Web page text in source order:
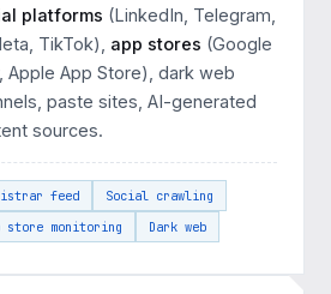
platforms (LinkedIn, Telegram,
TikTok), app stores (Google
Apple App Store), dark web
paste sites, AI-generated
sources.
feed
Social crawling
store monitoring
Dark web